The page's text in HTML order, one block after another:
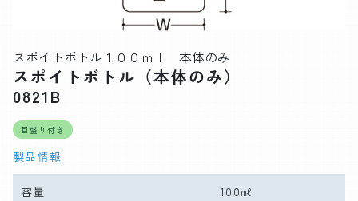
スポイトボトル１００ｍｌ 本体のみ
スポイトボトル（本体のみ）
0821B
目盛り付き
製品情報
容量 100㎖